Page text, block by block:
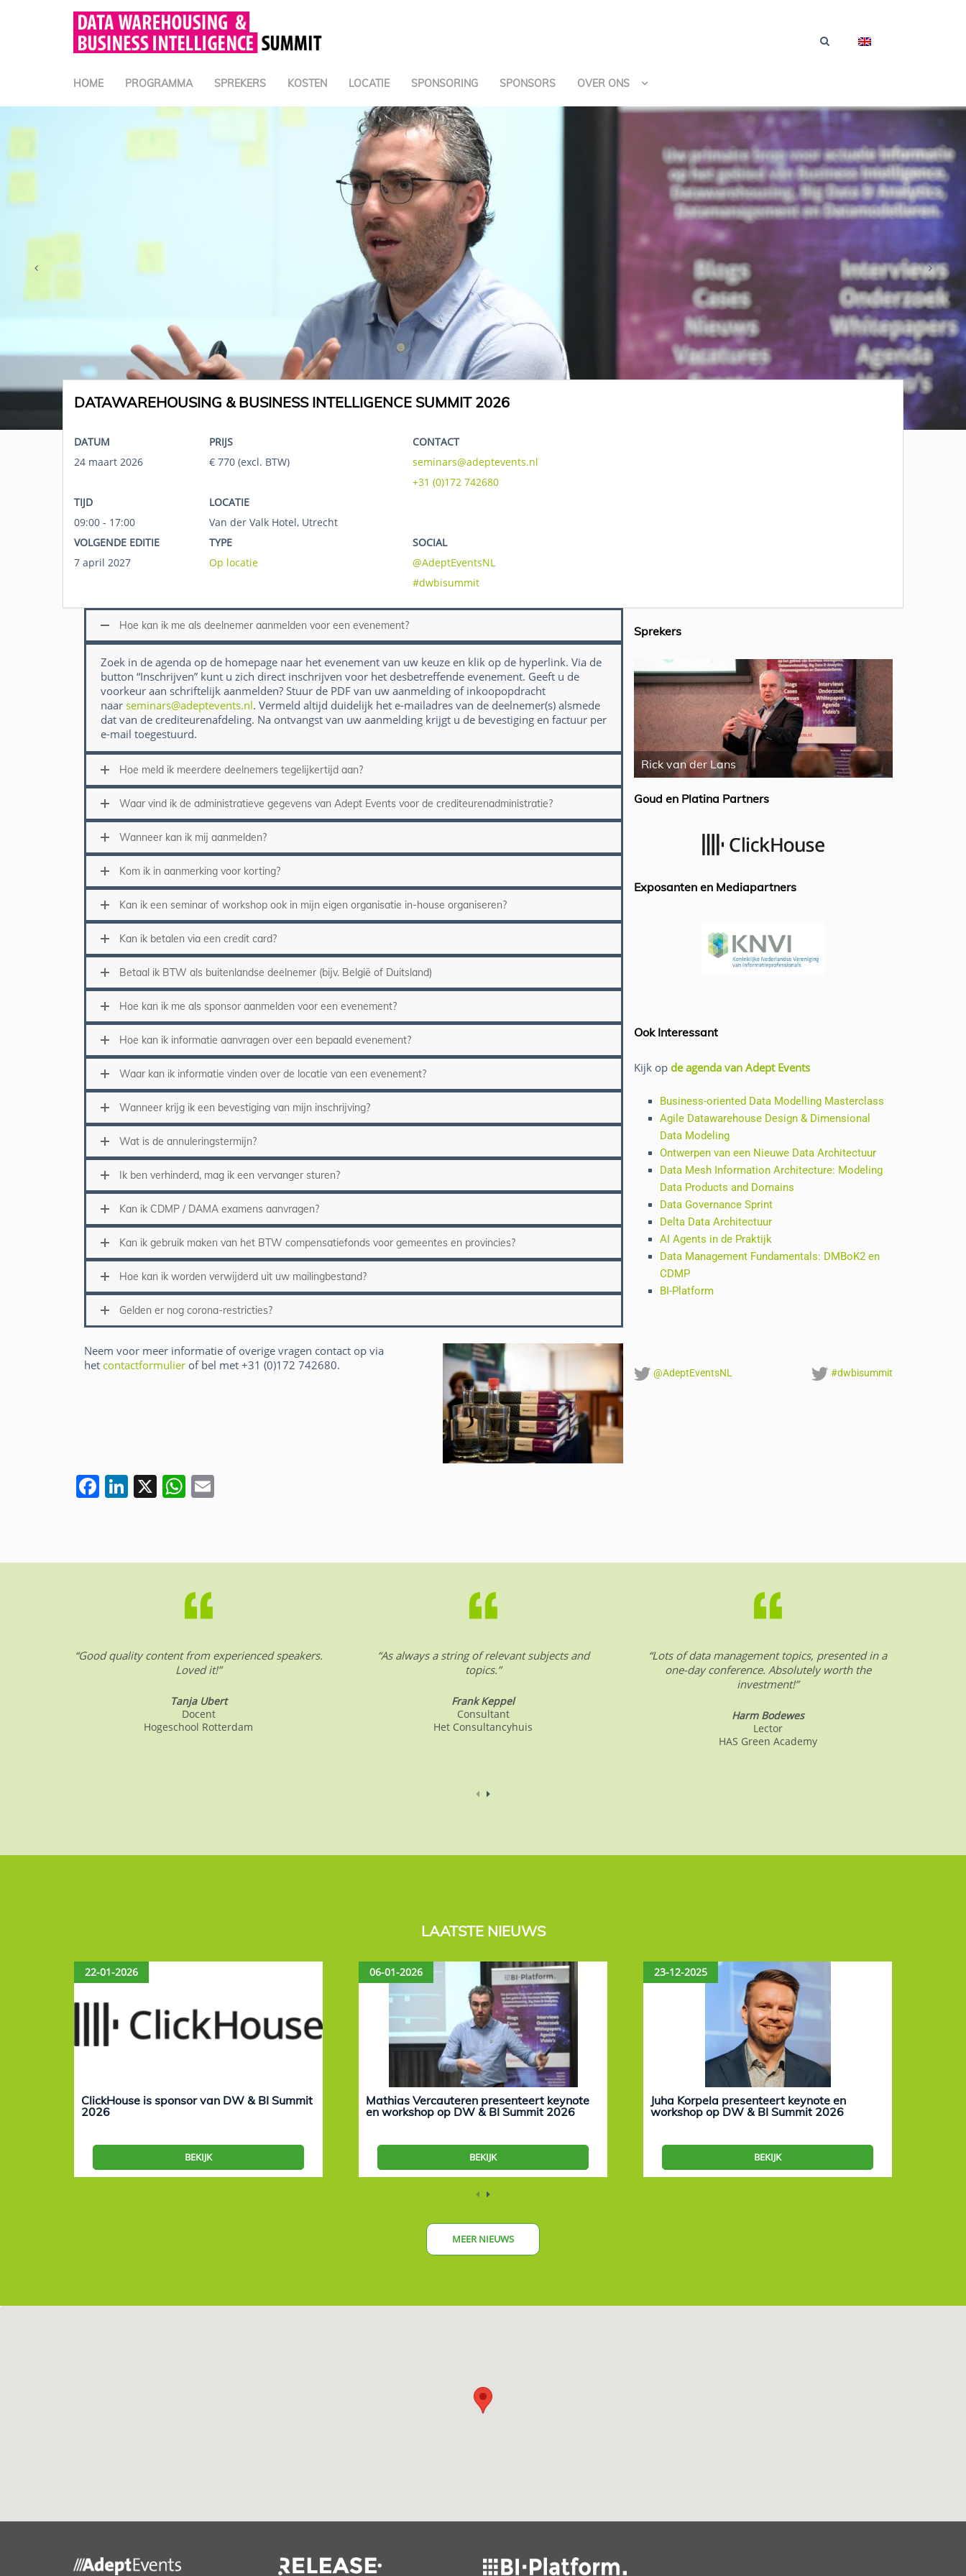
HOME PROGRAMMA SPREKERS KOSTEN LOCATIE SPONSORING SPONSORS OVER ONS
DATAWAREHOUSING & BUSINESS INTELLIGENCE SUMMIT 2026
DATUM PRIJS
CONTACT
24 maart 2026
€ 770 (excl. BTW)
seminars@adeptevents.nl
+31 (0)172 742680
TIJD
LOCATIE
09:00 - 17:00
Van der Valk Hotel, Utrecht
VOLGENDE EDITIE
TYPE
SOCIAL
7 april 2027
Op locatie
@AdeptEventsNL
#dwbisummit
Hoe kan ik me als deelnemer aanmelden voor een evenement?
Zoek in de agenda op de homepage naar het evenement van uw keuze en klik op de hyperlink. Via de
button “Inschrijven” kunt u zich direct inschrijven voor het desbetreffende evenement. Geeft u de
voorkeur aan schriftelijk aanmelden? Stuur de PDF van uw aanmelding of inkoopopdracht
naar seminars@adeptevents.nl. Vermeld altijd duidelijk het e-mailadres van de deelnemer(s) alsmede
dat van de crediteurenafdeling. Na ontvangst van uw aanmelding krijgt u de bevestiging en factuur per
e-mail toegestuurd.
Hoe meld ik meerdere deelnemers tegelijkertijd aan?
Waar vind ik de administratieve gegevens van Adept Events voor de crediteurenadministratie?
Wanneer kan ik mij aanmelden?
Kom ik in aanmerking voor korting?
Kan ik een seminar of workshop ook in mijn eigen organisatie in-house organiseren?
Kan ik betalen via een credit card?
Betaal ik BTW als buitenlandse deelnemer (bijv. België of Duitsland)
Hoe kan ik me als sponsor aanmelden voor een evenement?
Hoe kan ik informatie aanvragen over een bepaald evenement?
Waar kan ik informatie vinden over de locatie van een evenement?
Wanneer krijg ik een bevestiging van mijn inschrijving?
Wat is de annuleringstermijn?
Ik ben verhinderd, mag ik een vervanger sturen?
Kan ik CDMP / DAMA examens aanvragen?
Kan ik gebruik maken van het BTW compensatiefonds voor gemeentes en provincies?
Hoe kan ik worden verwijderd uit uw mailingbestand?
Gelden er nog corona-restricties?
Neem voor meer informatie of overige vragen contact op via
het contactformulier of bel met +31 (0)172 742680.
F
e
k
Li
e
X W
s
p
p
l
Sprekers
Antoine Stelma Rick van der Lans
Goud en Platina Partners
Exposanten en Mediapartners
Ook Interessant
Kijk op de agenda van Adept Events
Business-oriented Data Modelling Masterclass
Agile Datawarehouse Design & Dimensional
Data Modeling
Ontwerpen van een Nieuwe Data Architectuur
Data Mesh Information Architecture: Modeling
Data Products and Domains
Data Governance Sprint
Delta Data Architectuur
AI Agents in de Praktijk
Data Management Fundamentals: DMBoK2 en
CDMP
BI-Platform
@AdeptEventsNL #dwbisummit
“Good quality content from experienced speakers.
Loved it!”
Tanja Ubert
Docent
Hogeschool Rotterdam
“As always a string of relevant subjects and
topics.”
Frank Keppel
Consultant
Het Consultancyhuis
“Lots of data management topics, presented in a
one-day conference. Absolutely worth the
investment!”
Harm Bodewes
Lector
HAS Green Academy
LAATSTE NIEUWS
22-01-2026
ClickHouse is sponsor van DW & BI Summit
2026
BEKIJK
06-01-2026
Mathias Vercauteren presenteert keynote
en workshop op DW & BI Summit 2026
BEKIJK
23-12-2025
Juha Korpela presenteert keynote en
workshop op DW & BI Summit 2026
BEKIJK
MEER NIEUWS